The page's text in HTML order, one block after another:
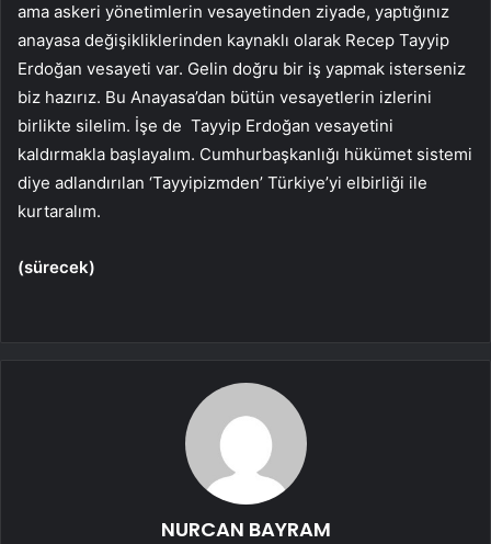
ama askeri yönetimlerin vesayetinden ziyade, yaptığınız
anayasa değişikliklerinden kaynaklı olarak Recep Tayyip
Erdoğan vesayeti var. Gelin doğru bir iş yapmak isterseniz
biz hazırız. Bu Anayasa’dan bütün vesayetlerin izlerini
birlikte silelim. İşe de Tayyip Erdoğan vesayetini
kaldırmakla başlayalım. Cumhurbaşkanlığı hükümet sistemi
diye adlandırılan ‘Tayyipizmden’ Türkiye’yi elbirliği ile
kurtaralım.
(sürecek)
NURCAN BAYRAM